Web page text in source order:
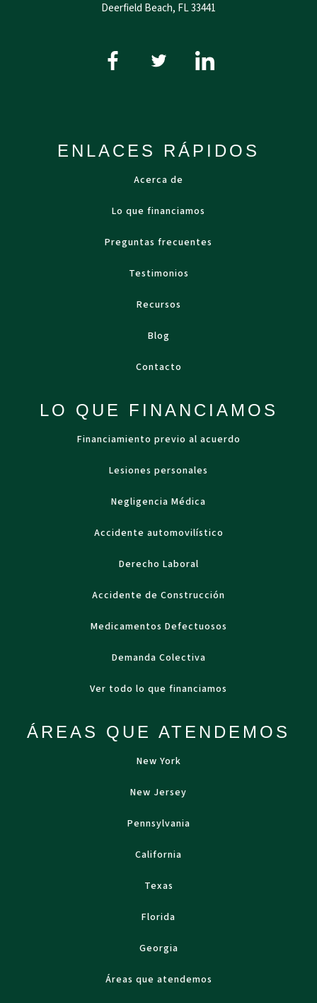
Deerfield Beach, FL 33441
ENLACES RÁPIDOS
Acerca de
Lo que financiamos
Preguntas frecuentes
Testimonios
Recursos
Blog
Contacto
LO QUE FINANCIAMOS
Financiamiento previo al acuerdo
Lesiones personales
Negligencia Médica
Accidente automovilístico
Derecho Laboral
Accidente de Construcción
Medicamentos Defectuosos
Demanda Colectiva
Ver todo lo que financiamos
ÁREAS QUE ATENDEMOS
New York
New Jersey
Pennsylvania
California
Texas
Florida
Georgia
Áreas que atendemos